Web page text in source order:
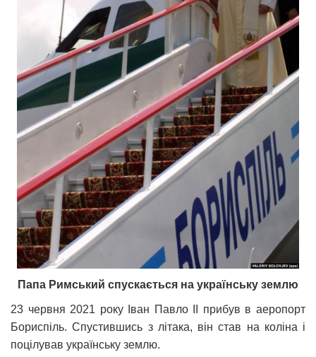
Папа Римський спускається на українську землю
23 червня 2021 року Іван Павло ІІ прибув в аеропорт
Бориспіль. Спустившись з літака, він став на коліна і
поцілував українську землю.